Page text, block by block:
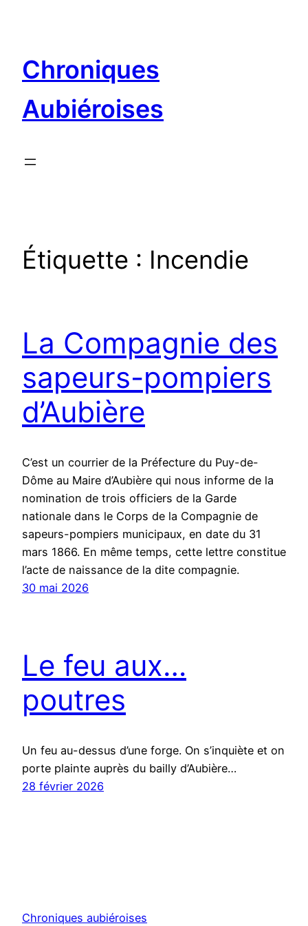
Chroniques
Aubiéroises
Étiquette : Incendie
La Compagnie des
sapeurs-pompiers
d’Aubière
C’est un courrier de la Préfecture du Puy-de-
Dôme au Maire d’Aubière qui nous informe de la
nomination de trois officiers de la Garde
nationale dans le Corps de la Compagnie de
sapeurs-pompiers municipaux, en date du 31
mars 1866. En même temps, cette lettre constitue
l’acte de naissance de la dite compagnie.
30 mai 2026
Le feu aux…
poutres
Un feu au-dessus d’une forge. On s’inquiète et on
porte plainte auprès du bailly d’Aubière…
28 février 2026
Chroniques aubiéroises